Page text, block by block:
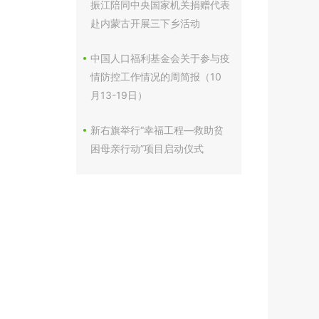
振江陪同中央国家机关捐赠代表
赴内蒙古开展三下乡活动
中国人口福利基金会关于参与疫
情防控工作情况的周简报（10
月13-19日）
新右旗举行“幸福工程—救助贫
困母亲行动”项目启动仪式